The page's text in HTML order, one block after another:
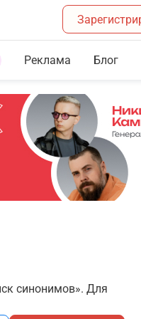
Реклама Блог
синонимов». Для